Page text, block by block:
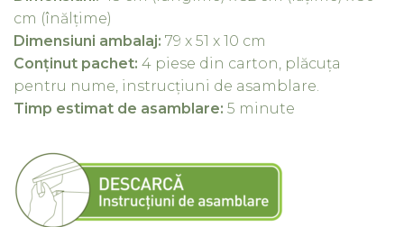
cm (înălțime)
Dimensiuni ambalaj: 79 x 51 x 10 cm
Conținut pachet: 4 piese din carton, plăcuța
pentru nume, instrucțiuni de asamblare.
Timp estimat de asamblare: 5 minute